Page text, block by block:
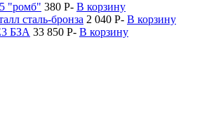
"ромб" 380 P- В корзину
сталь-бронза 2 040 P- В корзину
БЗА 33 850 P- В корзину